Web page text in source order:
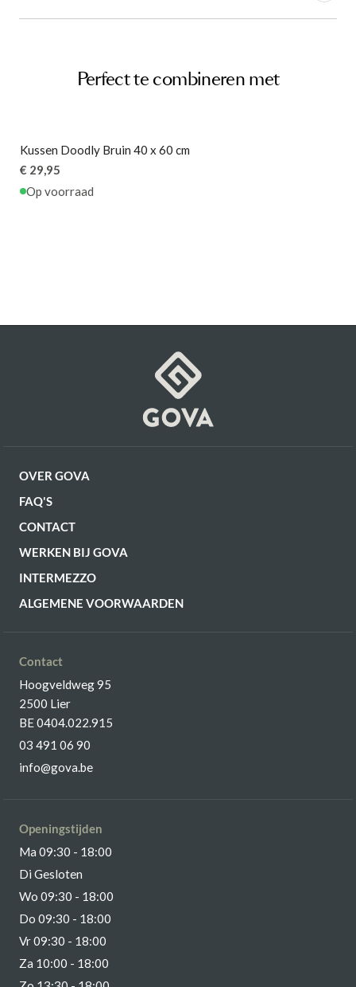
Diepte 50 cm
Voorgemonteerd (in
Perfect te combineren met
Kussen Doodly Bruin 40 x 60 cm
€ 29,95
Op voorraad
OVER GOVA
FAQ'S
CONTACT
WERKEN BIJ GOVA
INTERMEZZO
ALGEMENE VOORWAARDEN
Contact
Hoogveldweg 95
2500 Lier
BE 0404.022.915
03 491 06 90
info@gova.be
Openingstijden
Ma 09:30 - 18:00
Di Gesloten
Wo 09:30 - 18:00
Do 09:30 - 18:00
Vr 09:30 - 18:00
Za 10:00 - 18:00